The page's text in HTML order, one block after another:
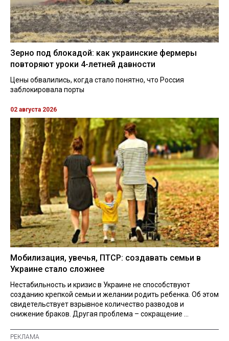
Зерно под блокадой: как украинские фермеры
повторяют уроки 4-летней давности
Цены обвалились, когда стало понятно, что Россия
заблокировала порты
02 августа 2026
Мобилизация, увечья, ПТСР: создавать семьи в
Украине стало сложнее
Нестабильность и кризис в Украине не способствуют
созданию крепкой семьи и желании родить ребенка. Об этом
свидетельствует взрывное количество разводов и
снижение браков. Другая проблема – сокращение ...